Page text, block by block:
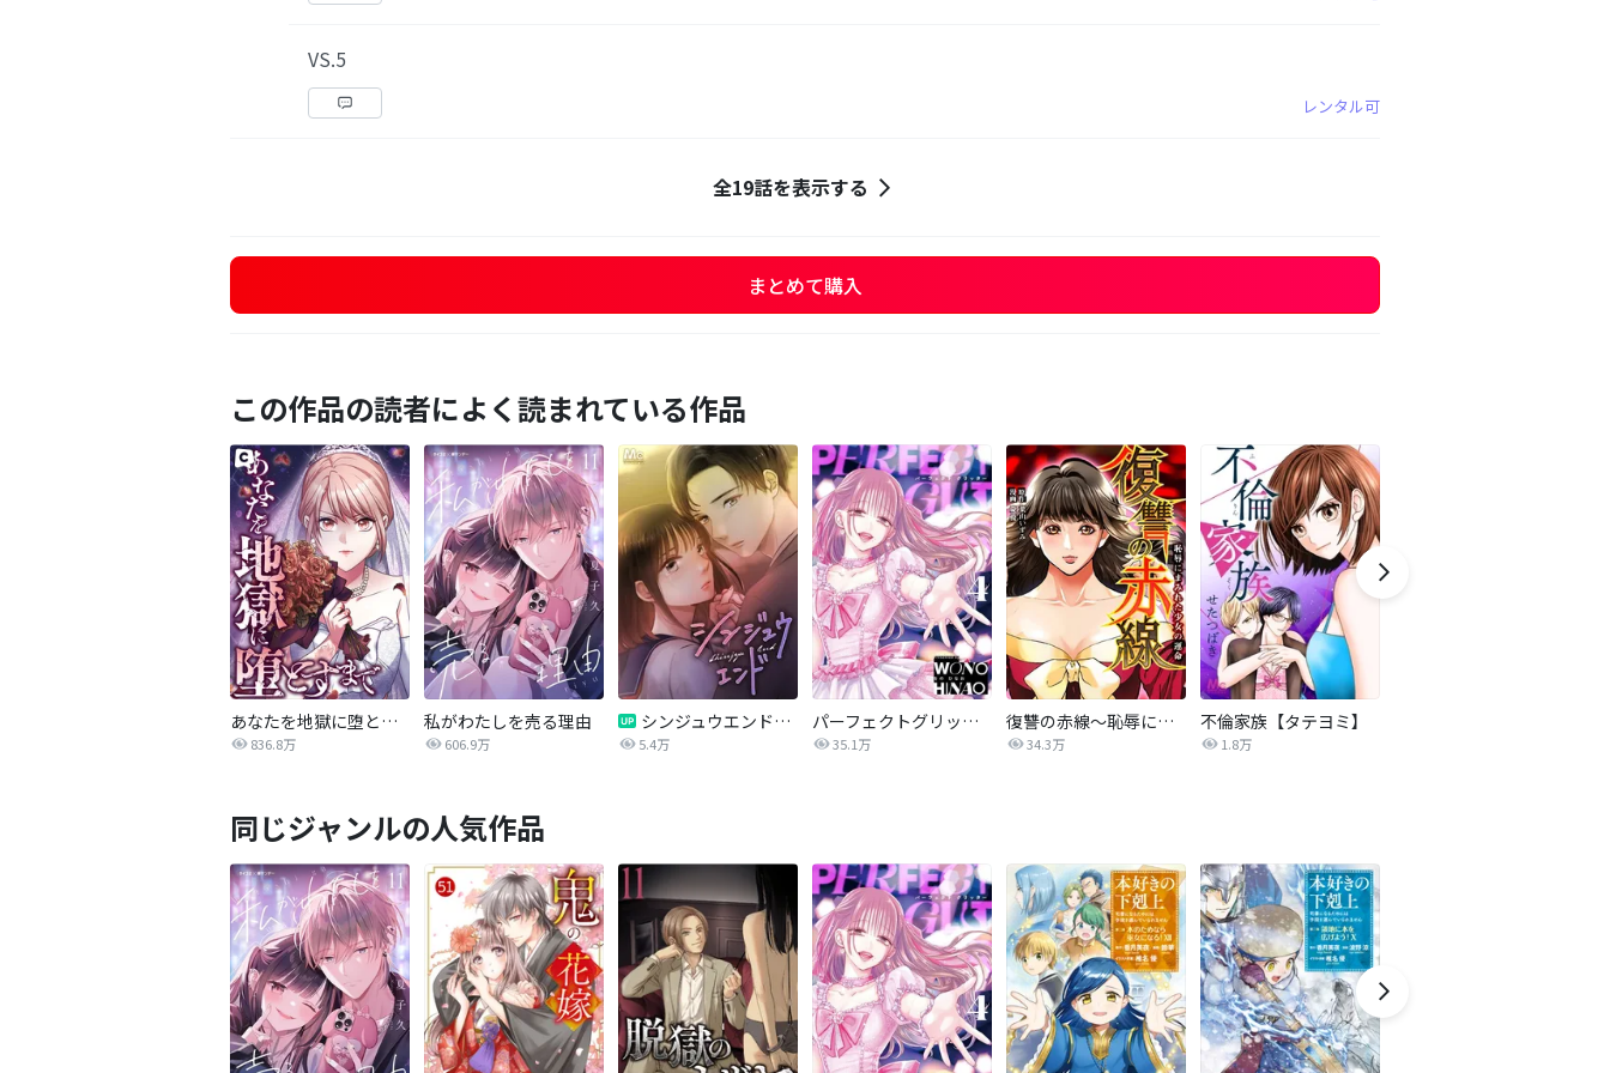
VS.5
レンタル可
全19話を表示する
まとめて購入
この作品の読者によく読まれている作品
あなたを地獄に堕とすまで
836.8万
私がわたしを売る理由
606.9万
シンジュウエンド【タテヨミ】
5.4万
パーフェクトグリッター
35.1万
復讐の赤線～恥辱にまみれた少女の運命～【タテヨミ】
34.3万
不倫家族【タテヨミ】
1.8万
同じジャンルの人気作品